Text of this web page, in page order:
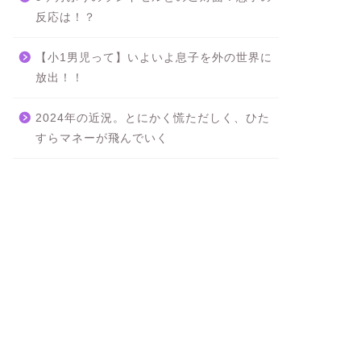
反応は！？
【小1男児って】いよいよ息子を外の世界に
放出！！
2024年の近況。とにかく慌ただしく、ひた
すらマネーが飛んでいく